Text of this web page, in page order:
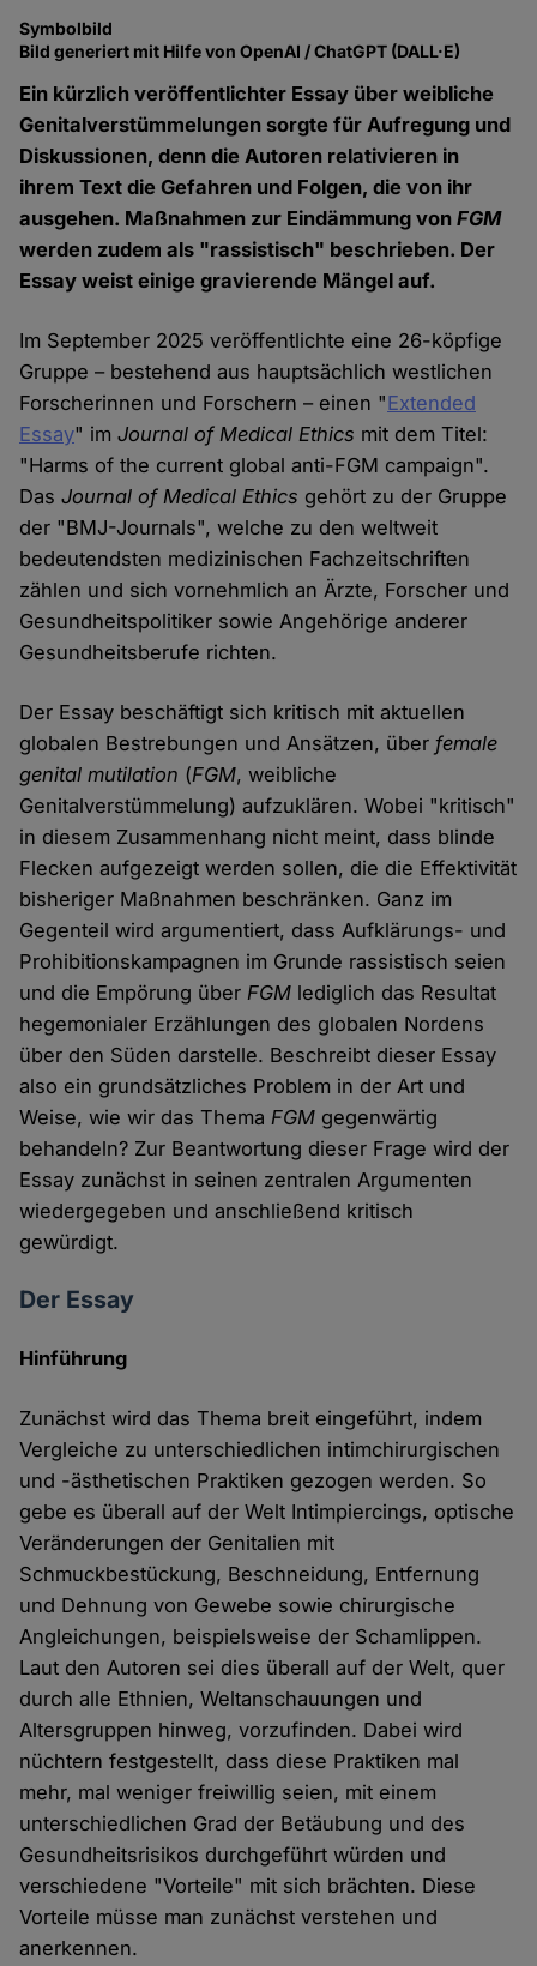
Symbolbild
Bild generiert mit Hilfe von OpenAI / ChatGPT (DALL·E)
Ein kürzlich veröffentlichter Essay über weibliche
Genitalverstümmelungen sorgte für Aufregung und
Diskussionen, denn die Autoren relativieren in
ihrem Text die Gefahren und Folgen, die von ihr
ausgehen. Maßnahmen zur Eindämmung vonFGM
werden zudem als "rassistisch" beschrieben. Der
Essay weist einige gravierende Mängel auf.
Im September 2025 veröffentlichte eine 26-köpfige
Gruppe – bestehend aus hauptsächlich westlichen
Forscherinnen und Forschern – einen "Extended
Essay" imJournal of Medical Ethics mit dem Titel:
"Harms of the current global anti-FGM campaign".
DasJournal of Medical Ethics gehört zu der Gruppe
der "BMJ-Journals", welche zu den weltweit
bedeutendsten medizinischen Fachzeitschriften
zählen und sich vornehmlich an Ärzte, Forscher und
Gesundheitspolitiker sowie Angehörige anderer
Gesundheitsberufe richten.
Der Essay beschäftigt sich kritisch mit aktuellen
globalen Bestrebungen und Ansätzen, über female
genital mutilation (FGM, weibliche
Genitalverstümmelung) aufzuklären. Wobei "kritisch"
in diesem Zusammenhang nicht meint, dass blinde
Flecken aufgezeigt werden sollen, die die Effektivität
bisheriger Maßnahmen beschränken. Ganz im
Gegenteil wird argumentiert, dass Aufklärungs- und
Prohibitionskampagnen im Grunde rassistisch seien
und die Empörung überFGM lediglich das Resultat
hegemonialer Erzählungen des globalen Nordens
über den Süden darstelle. Beschreibt dieser Essay
also ein grundsätzliches Problem in der Art und
Weise, wie wir das ThemaFGM gegenwärtig
behandeln? Zur Beantwortung dieser Frage wird der
Essay zunächst in seinen zentralen Argumenten
wiedergegeben und anschließend kritisch
gewürdigt.
Der Essay
Hinführung
Zunächst wird das Thema breit eingeführt, indem
Vergleiche zu unterschiedlichen intimchirurgischen
und -ästhetischen Praktiken gezogen werden. So
gebe es überall auf der Welt Intimpiercings, optische
Veränderungen der Genitalien mit
Schmuckbestückung, Beschneidung, Entfernung
und Dehnung von Gewebe sowie chirurgische
Angleichungen, beispielsweise der Schamlippen.
Laut den Autoren sei dies überall auf der Welt, quer
durch alle Ethnien, Weltanschauungen und
Altersgruppen hinweg, vorzufinden. Dabei wird
nüchtern festgestellt, dass diese Praktiken mal
mehr, mal weniger freiwillig seien, mit einem
unterschiedlichen Grad der Betäubung und des
Gesundheitsrisikos durchgeführt würden und
verschiedene "Vorteile" mit sich brächten. Diese
Vorteile müsse man zunächst verstehen und
anerkennen.